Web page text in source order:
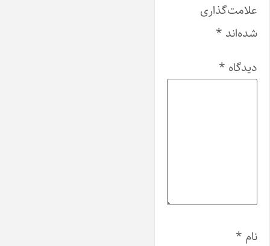
علامت‌گذاری
شده‌اند *
دیدگاه *
نام *